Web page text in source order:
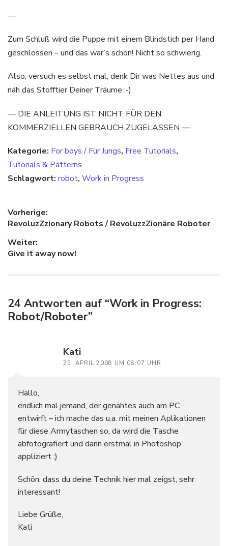
—
Zum Schluß wird die Puppe mit einem Blindstich per Hand
geschlossen – und das war’s schon! Nicht so schwierig.
Also, versuch es selbst mal, denk Dir was Nettes aus und
näh das Stofftier Deiner Träume :-)
— DIE ANLEITUNG IST NICHT FÜR DEN
KOMMERZIELLEN GEBRAUCH ZUGELASSEN —
Kategorie: For boys / Für Jungs, Free Tutorials,
Tutorials & Patterns
Schlagwort: robot, Work in Progress
Beitragsnavigation
Vorherige:
Vorheriger Beitrag:
RevoluzZzionary Robots / RevoluzzZionäre Roboter
Weiter:
Nächster Beitrag:
Give it away now!
24 Antworten auf “Work in Progress:
Robot/Roboter”
Kati
25. APRIL 2008 UM 08:07 UHR
Hallo,
endlich mal jemand, der genähtes auch am PC
entwirft – ich mache das u.a. mit meinen Aplikationen
für diese Armytaschen so, da wird die Tasche
abfotografiert und dann erstmal in Photoshop
appliziert ;)
Schön, dass du deine Technik hier mal zeigst, sehr
interessant!
Liebe Grüße,
Kati